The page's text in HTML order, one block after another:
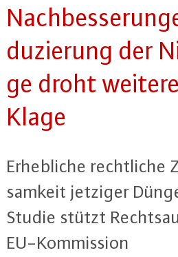
du­zie­rung der
ge droht
Kla­ge
Er­heb­li­che recht­li­che
sam­keit jetziger
Studie stützt
EU-Kom­mis­si­on